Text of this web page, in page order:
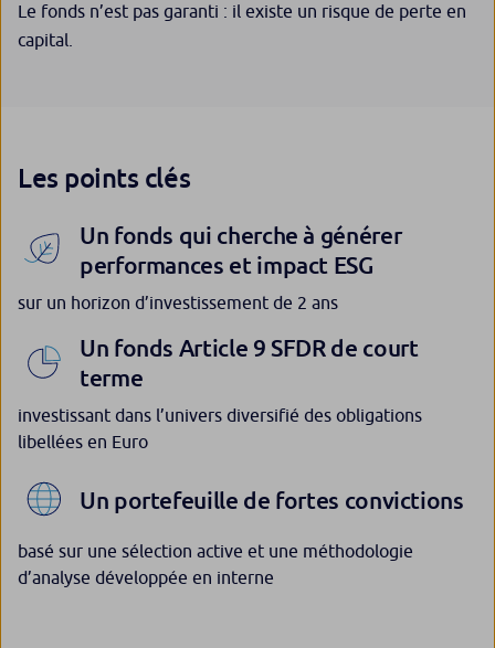
Le fonds n’est pas garanti : il existe un risque de perte en
capital.
Les points clés
Un fonds qui cherche à générer
performances et impact ESG
sur un horizon d’investissement de 2 ans
Un fonds Article 9 SFDR de court
terme
investissant dans l’univers diversifié des obligations
libellées en Euro
Un portefeuille de fortes convictions
basé sur une sélection active et une méthodologie
d’analyse développée en interne